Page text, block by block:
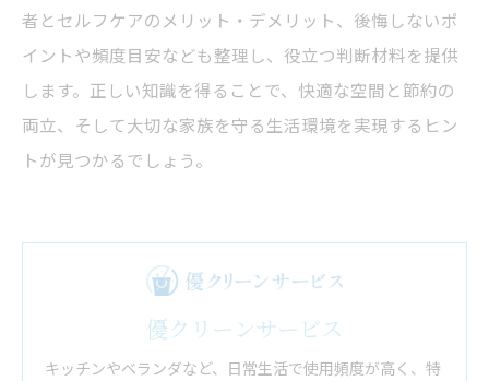
者とセルフケアのメリット・デメリット、後悔しないポ
イントや頻度目安なども整理し、役立つ判断材料を提供
します。正しい知識を得ることで、快適な空間と節約の
両立、そして大切な家族を守る生活環境を実現するヒン
トが見つかるでしょう。
優クリーンサービス
キッチンやベランダなど、日常生活で使用頻度が高く、特